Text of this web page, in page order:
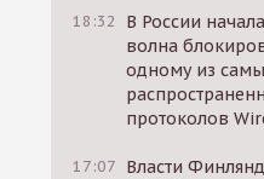
18:32
В России
волна
одному из
протоколов
17:07 Власти